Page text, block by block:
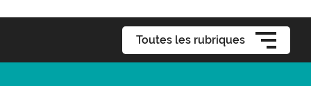
Toutes les rubriques